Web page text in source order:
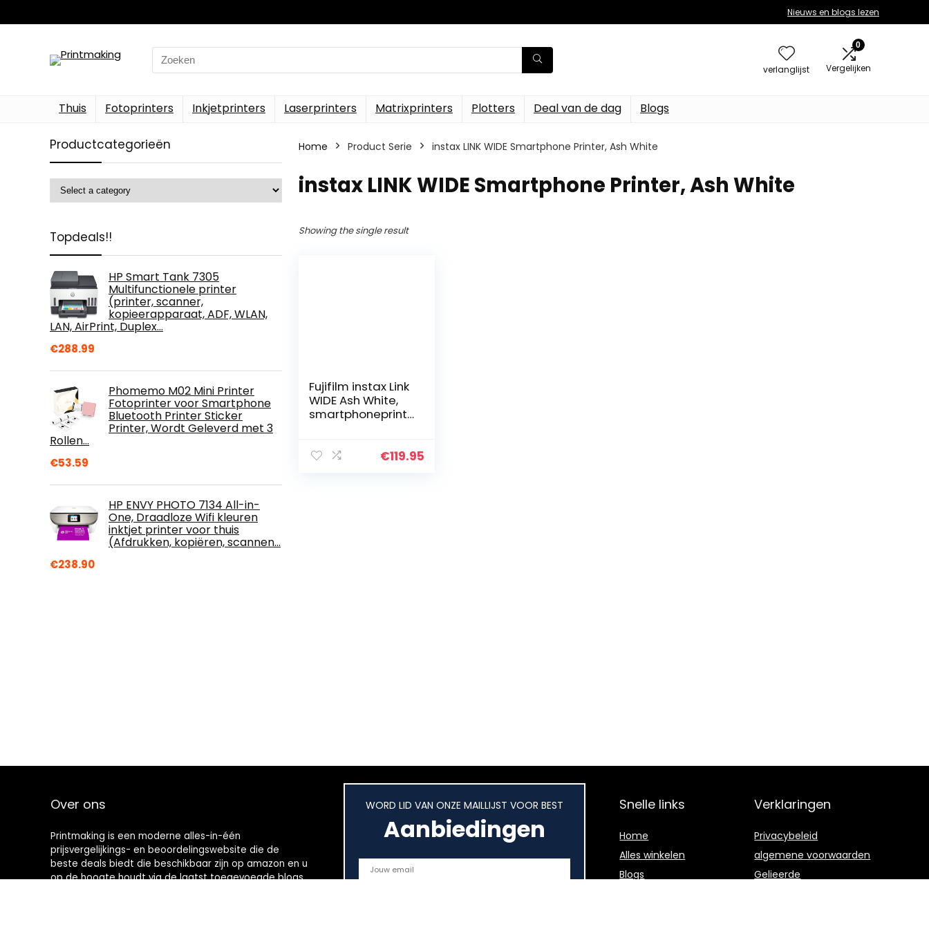
Nieuws en blogs lezen
Search
for:
verlanglijst
0
Vergelijken
Thuis Fotoprinters Inkjetprinters Laserprinters Matrixprinters Plotters Deal van de dag Blogs
Productcategorieën
Topdeals!!
HP Smart Tank 7305
Multifunctionele printer
(printer, scanner,
kopieerapparaat, ADF, WLAN,
LAN, AirPrint, Duplex…
€288.99
Phomemo M02 Mini Printer
Fotoprinter voor Smartphone
Bluetooth Printer Sticker
Printer, Wordt Geleverd met 3
Rollen…
€53.59
HP ENVY PHOTO 7134 All-in-
One, Draadloze Wifi kleuren
inktjet printer voor thuis
(Afdrukken, kopiëren, scannen…
€238.90
Home Product Serie ‎instax LINK WIDE Smartphone Printer, Ash White
‎instax LINK WIDE Smartphone Printer, Ash White
Showing the single result
Fujifilm instax Link
WIDE Ash White,
smartphoneprint
€119.95
Over ons
Printmaking is een moderne alles-in-één
prijsvergelijkings- en beoordelingswebsite die de
beste deals biedt die beschikbaar zijn op amazon en u
op de hoogte houdt via de laatst toegevoegde blogs.
WORD LID VAN ONZE MAILLIJST VOOR BEST
Aanbiedingen
Snelle links
Home
Alles winkelen
Blogs
Verklaringen
Privacybeleid
algemene voorwaarden
Gelieerde